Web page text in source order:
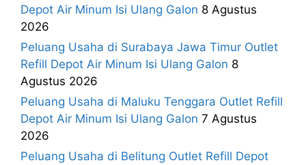
Depot Air Minum Isi Ulang Galon 8 Agustus
2026
Peluang Usaha di Surabaya Jawa Timur Outlet
Refill Depot Air Minum Isi Ulang Galon 8
Agustus 2026
Peluang Usaha di Maluku Tenggara Outlet Refill
Depot Air Minum Isi Ulang Galon 7 Agustus
2026
Peluang Usaha di Belitung Outlet Refill Depot